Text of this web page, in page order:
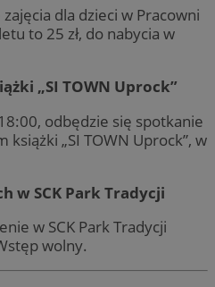
dla dzieci w Pracowni
to 25 zł, do nabycia w
„SI TOWN Uprock”
odbędzie się spotkanie
„SI TOWN Uprock”, w
w SCK Park Tradycji
w SCK Park Tradycji
wolny.